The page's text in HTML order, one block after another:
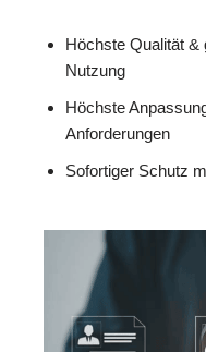
Höchste Qualität &
Nutzung
Höchste
Anforderungen
Sofortiger Schutz